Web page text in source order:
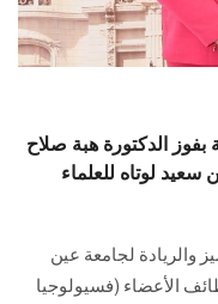
الدكتورة هبة صلاح
لوتاه للعلماء
والريادة لجامعة عين
الأعضاء (فسيولوجيا